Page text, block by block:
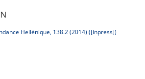
Hellénique, 138.2 (2014) ([inpress])